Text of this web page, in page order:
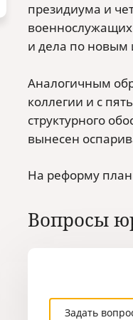
президиума и
и дела по новым
Аналогичным
коллегии и с
структурного
вынесен
На реформу
Вопросы
Задать